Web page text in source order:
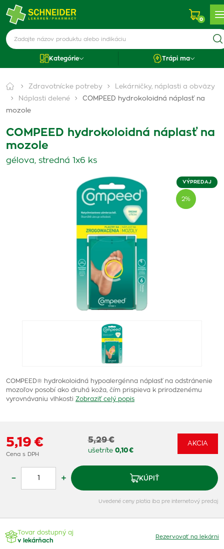
0
Kategórie Trápi ma
Zdravotnícke potreby
Lekárničky, náplasti a obväzy
Náplasti delené
COMPEED hydrokoloidná náplasť na
mozole
COMPEED hydrokoloidná náplasť na
mozole
gélova, stredná 1x6 ks
VÝPREDAJ
2%
COMPEED® hydrokoloidná hypoalergénna náplasť na odstránenie
mozoľov posobí ako druhá koža, čím prispieva k prirodzenému
vyrovnávaniu vlhkosti Zobraziť celý popis
5,19 €
Cena s DPH
5,29 €
ušetríte 0,10 €
AKCIA
– + KÚPIŤ
Uvedené ceny platia iba pre internetový predaj
Tovar dostupný aj
v lekárňach
Rezervovať na lekárni